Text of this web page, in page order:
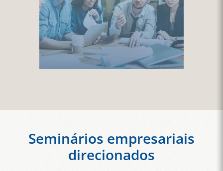
Seminários empresariais
direcionados